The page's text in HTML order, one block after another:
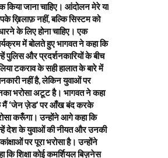
किया जाना चाहिए। आंदोलन मेरे या
ख़िलाफ़ नहीं, बल्कि सिस्टम को
के लिए होना चाहिए। एक
में बोलते हुए भागवत ने कहा कि
पुलिस और प्रदर्शनकारियों के बीच
टकराव के सही हालात के बारे में
नहीं है, लेकिन युवाओं पर
भरोसा अटूट है। भागवत ने कहा
मैं ‘जेन ज़ेड’ पर आँख बंद करके
करूँगा। उन्होंने आगे कहा कि
देश के युवाओं की नीयत और उनकी
पर पूरा भरोसा है। उन्होंने
कि शिक्षा कोई कमर्शियल बिज़नेस